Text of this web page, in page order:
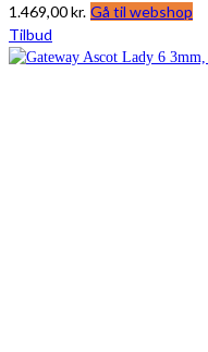
1.469,00kr. Gå til webshop
Tilbud